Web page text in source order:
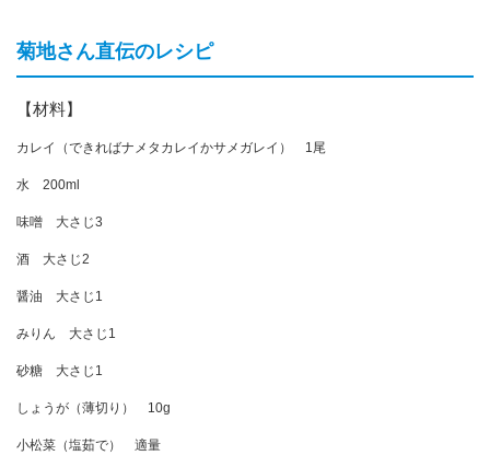
菊地さん直伝のレシピ
【材料】
カレイ（できればナメタカレイかサメガレイ） 1尾
水 200ml
味噌 大さじ3
酒 大さじ2
醤油 大さじ1
みりん 大さじ1
砂糖 大さじ1
しょうが（薄切り） 10g
小松菜（塩茹で） 適量